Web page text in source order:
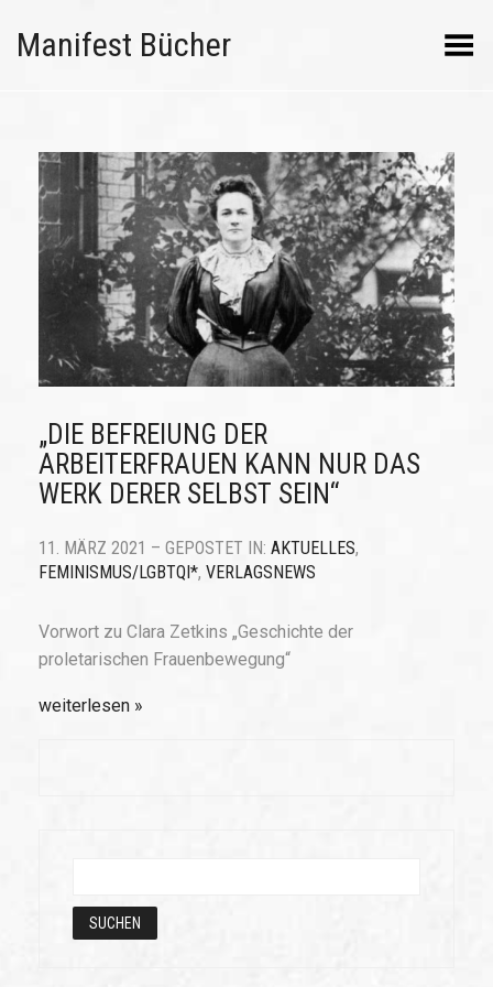
Manifest Bücher Menü umschalten
„DIE BEFREIUNG DER
ARBEITERFRAUEN KANN NUR DAS
WERK DERER SELBST SEIN“
11. MÄRZ 2021 – GEPOSTET IN: AKTUELLES,
FEMINISMUS/LGBTQI*, VERLAGSNEWS
Vorwort zu Clara Zetkins „Geschichte der
proletarischen Frauenbewegung“
weiterlesen